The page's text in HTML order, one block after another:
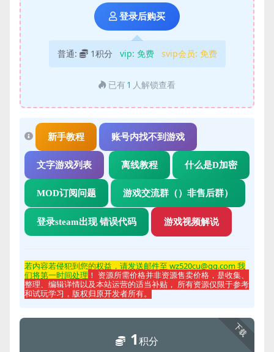
登录后购买
普通: 1积分 vip: 免费 svip会员: 免费
已有 1 人解锁查看
新手教程 账号内找不到游戏
文字游戏列表 离线教程 什么是D加密
MOD订阅问题 游戏交流群（）非售后群）
登录steam出现 错误代码 游戏视频解说
若内容若侵犯到您的权益，请发送邮件至 wz520cu@qq.com 我
们将第一时间处理 ！ 资源所需价格并非资源售卖价格，是收集、
整理、编辑详情以及本站运营的适当补贴， 所有资源仅限于参考
和试玩学习，版权归原开发者所有。
下载
1积分